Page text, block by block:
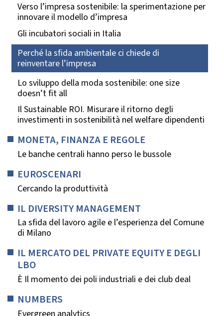
Verso l’impresa sostenibile: la sperimentazione per
innovare il modello d’impresa
Gli incubatori sociali in Italia
Perché la sfida ambientale ci chiede di
reinventare l’impresa
Lo sviluppo della moda sostenibile: one size
doesn’t fit all
Il Sustainable ROI. Misurare il ritorno degli
investimenti in sostenibilità nel welfare dipendenti
MONETA, FINANZA E REGOLE
Le banche centrali hanno perso le bussole
EUROSCENARI
Cercando la produttività
IL DIVERSITY MANAGEMENT
La sfida del lavoro agile e l’esperienza del Comune
di Milano
IL MERCATO DEL PRIVATE EQUITY E DEGLI
LBO
È Il momento dei poli industriali e dei club deal
NUMBERS